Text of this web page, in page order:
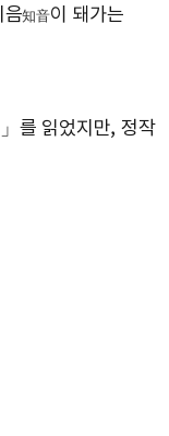
음知音이 돼가는
를 읽었지만, 정작